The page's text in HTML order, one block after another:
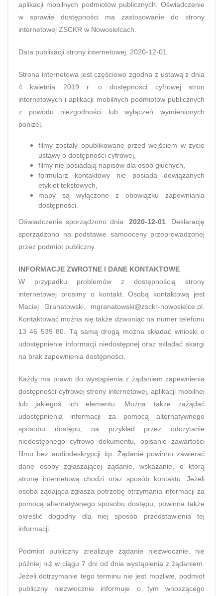
aplikacji mobilnych podmiotów publicznych. Oświadczenie
w sprawie dostępności ma zastosowanie do strony
internetowej ZSCKR w Nowosielcach.
Data publikacji strony internetowej: 2020-12-01.
Strona internetowa jest częściowo zgodna z ustawą z dnia
4 kwietnia 2019 r. o dostępności cyfrowej stron
internetowych i aplikacji mobilnych podmiotów publicznych
z powodu niezgodności lub wyłączeń wymienionych
poniżej.
filmy zostały opublikowane przed wejściem w życie
ustawy o dostępności cyfrowej,
filmy nie posiadają napisów dla osób głuchych,
formularz kontaktowy nie posiada dowiązanych
etykiet tekstowych,
mapy są wyłączone z obowiązku zapewniania
dostępności.
Oświadczenie sporządzono dnia: 2020-12-01 . Deklarację
sporządzono na podstawie samooceny przeprowadzonej
przez podmiot publiczny.
INFORMACJE ZWROTNE I DANE KONTAKTOWE
W przypadku problemów z dostępnością strony
internetowej prosimy o kontakt. Osobą kontaktową jest
Maciej Granatowski, mgranatowski@zsckr-nowosielce.pl.
Kontaktować można się także dzwoniąc na numer telefonu
13 46 539 80. Tą samą drogą można składać wnioski o
udostępnienie informacji niedostępnej oraz składać skargi
na brak zapewnienia dostępności.
Każdy ma prawo do wystąpienia z żądaniem zapewnienia
dostępności cyfrowej strony internetowej, aplikacji mobilnej
lub jakiegoś ich elementu. Można także zażądać
udostępnienia informacji za pomocą alternatywnego
sposobu dostępu, na przykład przez odczytanie
niedostępnego cyfrowo dokumentu, opisanie zawartości
filmu bez audiodeskrypcji itp. Żądanie powinno zawierać
dane osoby zgłaszającej żądanie, wskazanie, o którą
stronę internetową chodzi oraz sposób kontaktu. Jeżeli
osoba żądająca zgłasza potrzebę otrzymania informacji za
pomocą alternatywnego sposobu dostępu, powinna także
określić dogodny dla niej sposób przedstawienia tej
informacji.
Podmiot publiczny zrealizuje żądanie niezwłocznie, nie
później niż w ciągu 7 dni od dnia wystąpienia z żądaniem.
Jeżeli dotrzymanie tego terminu nie jest możliwe, podmiot
publiczny niezwłocznie informuje o tym wnoszącego